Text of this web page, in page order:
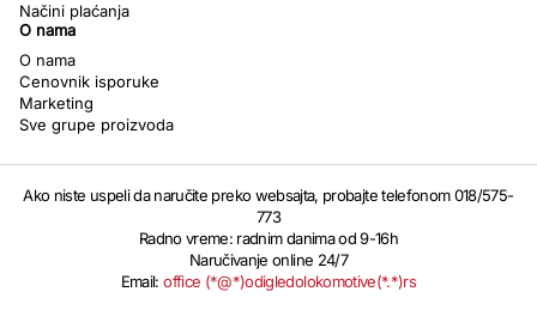
Načini plaćanja
O nama
O nama
Cenovnik isporuke
Marketing
Sve grupe proizvoda
Ako niste uspeli da naručite preko websajta, probajte telefonom 018/575-
773
Radno vreme: radnim danima od 9-16h
Naručivanje online 24/7
Email:office (*@*)odigledolokomotive(*.*)rs